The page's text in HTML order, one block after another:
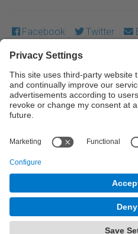
Facebook Twitter
Except where otherwise
licensed under a Creative
NonCommercial-NoDerivs 4.0
© UPC Universitat